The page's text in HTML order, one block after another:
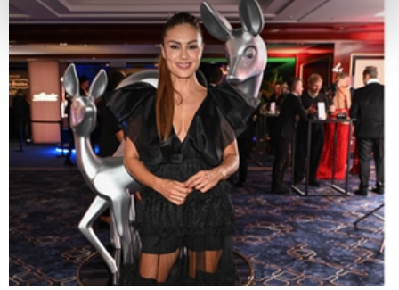
bestimmten Merkmalen (Fingerprinting) identifizieren
Erfahren Sie mehr darüber, wie Ihre persönlichen Daten
verarbeitet werden, und legen Sie Ihre Präferenzen im
Abschnitt Einzelheiten fest.
Wir verwenden Cookies, um Inhalte und Anzeigen zu
personalisieren, Funktionen für soziale Medien anbieten
zu können und die Zugriffe auf unsere Website zu
analysieren. Außerdem geben wir Informationen zu Ihrer
Verwendung unserer Website an unsere Partner für
soziale Medien, Werbung und Analysen weiter. Unsere
Partner führen diese Informationen möglicherweise mit
weiteren Daten zusammen, die Sie ihnen bereitgestellt